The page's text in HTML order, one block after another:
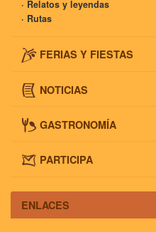
· Relatos y leyendas
· Rutas
FERIAS Y FIESTAS
NOTICIAS
GASTRONOMÍA
PARTICIPA
ENLACES